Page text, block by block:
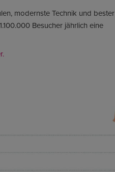
modernste Technik und bester
Besucher jährlich eine